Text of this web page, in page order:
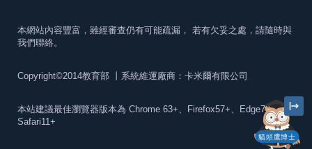
貓頭鷹博士
本網站內容豐富，雖經審查仍有可能疏漏， 若有欠妥之處，請隨時與
我們聯絡。
Copyright©2014教育部 丨系統維運廠商：卡米爾有限公司
本站建議最佳瀏覽器版本為 Chrome 63+、Firefox57+、Edge79+及
Safari11+